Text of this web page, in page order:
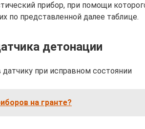
прибор, при помощи
по представленной далее таблице.
детонации
при исправном состоянии
на гранте?